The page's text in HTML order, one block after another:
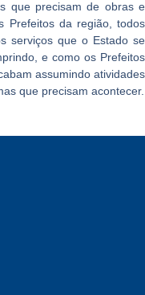
que precisam de obras e
Prefeitos da região, todos
serviços que o Estado se
e como os Prefeitos
assumindo atividades
que precisam acontecer.